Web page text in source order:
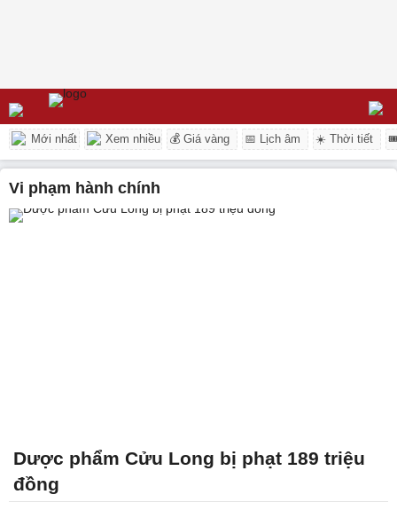
Mới nhất Xem nhiều 💰 Giá vàng 📅 Lịch âm ☀️ Thời tiết
vi phạm hành chính
Dược phẩm Cửu Long bị phạt 189 triệu
đồng